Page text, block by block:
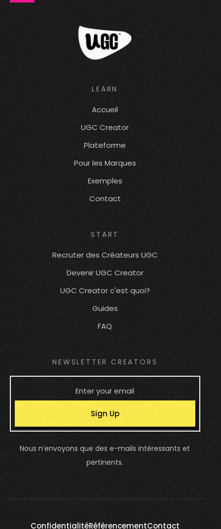
LEARN
Accueil
UGC Creator
Plateforme
Pour les Marques
Exemples
Contact
START
Recruter des Créateurs UGC
Devenir UGC Creator
UGC Creator c'est quoi?
Guides
FAQ
NEWSLETTER CREATORS
Sign Up
Nous n’envoyons que des e-mails intéressants et
pertinents.
ConfidentialitéRéférencementContact